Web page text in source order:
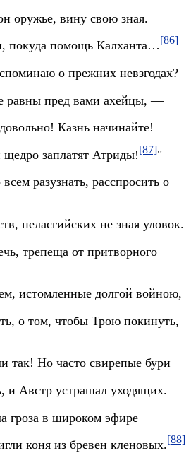
оружье, вину свою зная.
покуда помощь Калханта… [86]
о прежних невзгодах?
равны пред вами ахейцы, —
Казнь начинайте!
заплатят Атриды![87]"
разузнать, расспросить о
пеласгийских не зная уловок.
трепеща от притворного
истомленные долгой войною,
о том, чтобы Трою покинуть,
так! Но часто свирепые бури
и Австр устрашал уходящих.
гроза в широком эфире
коня из бревен кленовых.[88]